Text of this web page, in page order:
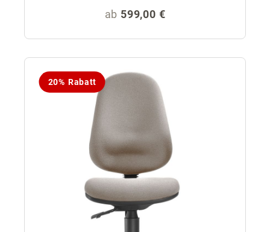
Regulärer Preis:
ab 599,00 €
20% Rabatt